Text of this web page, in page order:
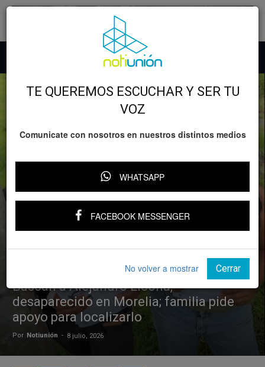
Buscan a Alejandro Licona,
desaparecido en Morelia; familia pide
apoyo para localizarlo
Por Notiunión - 8 julio, 2026
TE QUEREMOS ESCUCHAR Y SER TU
VOZ
Comunicate con nosotros en nuestros distintos medios
WHATSAPP
FACEBOOK MESSENGER
No volver a mostrar Cerrar